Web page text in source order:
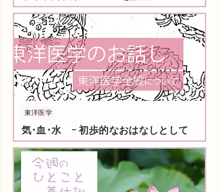
東洋医学
気･血･水 ｰ 初歩的なおはなしとして